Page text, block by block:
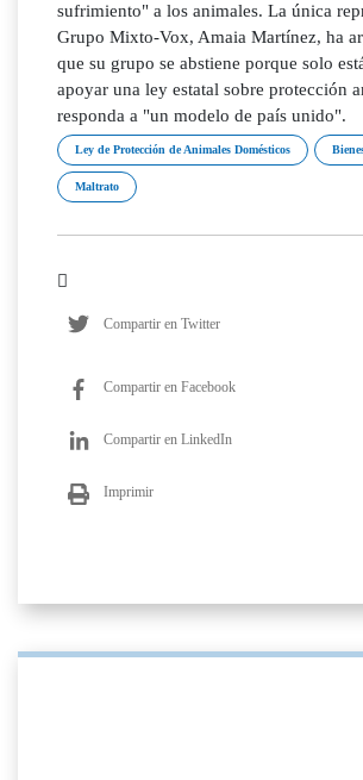
sufrimiento" a los animales. La única
Grupo Mixto-Vox, Amaia Martínez, ha
que su grupo se abstiene porque solo
apoyar una ley estatal sobre protección
responda a "un modelo de país unido".
Ley de Protección de Animales Domésticos
Maltrato
Compartir en Twitter
Compartir en Facebook
Compartir en LinkedIn
Imprimir